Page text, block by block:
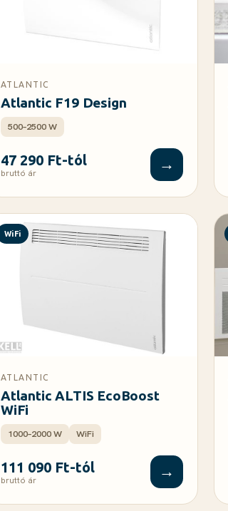
ATLANTIC
Atlantic F19 Design
500–2500 W
47 290 Ft-tól
bruttó ár →
WiFi
ATLANTIC
Atlantic ALTIS EcoBoost
WiFi
1000–2000 W WiFi
111 090 Ft-tól
bruttó ár →